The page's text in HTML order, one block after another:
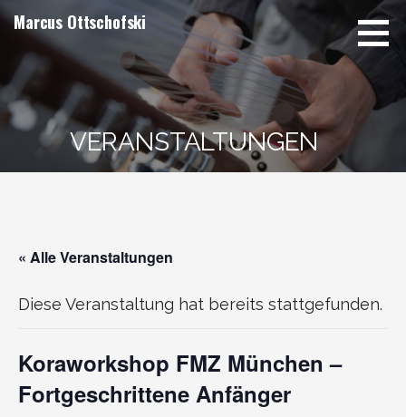
Zum
Inhalt
springen
Marcus Ottschofski
VERANSTALTUNGEN
« Alle Veranstaltungen
Diese Veranstaltung hat bereits stattgefunden.
Koraworkshop FMZ München –
Fortgeschrittene Anfänger